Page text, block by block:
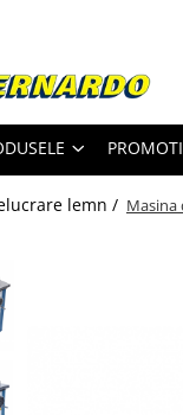
metal
metal
metal
panze
banda si
lemn / Masina